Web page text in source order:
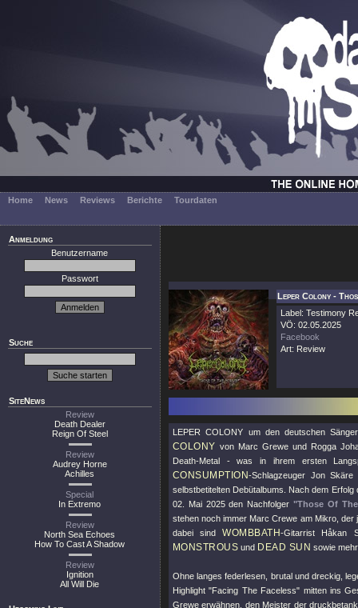
Home News Reviews Berichte Tourdaten
Anmeldung
Benutzername
Passwort
Suche
SiteNews
Review
Death Dealer
Reign Of Steel
Review
Audrey Horne
Achilles
Special
In Extremo
Review
North Sea Echoes
How To Cast A Shadow
Review
Ignition
All Will Die
Leper Colony -
Label: Testimony
VÖ: 02.05.2025
Facebook
Art: Review
LEPER COLONY um den deutschen
COLONY von Marc Grewe und Rogga
Death-Metal - was in ihrem ersten
CONSUMPTION-Schlagzeuger Jon
selbstbetitelten Debütalbums. Nach dem
02. Mai 2025 den Nachfolger "Those Of
stehen noch immer Marc Crewe am Mikro, der
dabei sindWOMBBATH-Gitarrist Håkan
MONSTROUS und DEAD SUN sowie
Ohne langes federlesen, brutal und dreckig,
Highlight"Facing The Faceless" mitten ins
Grewe erwähnen, den Meister der